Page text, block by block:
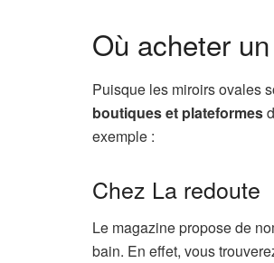
Où acheter
Puisque les miroirs ovales
boutiques et plateformes
exemple :
Chez La redoute
Le magazine propose de
bain. En effet, vous